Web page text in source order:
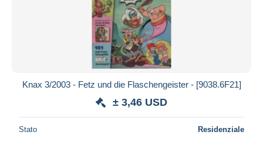
Knax 3/2003 - Fetz und die Flaschengeister - [9038.6F21]
± 3,46 USD
Stato Residenziale